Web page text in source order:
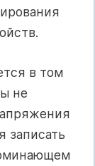
в том
не
записать